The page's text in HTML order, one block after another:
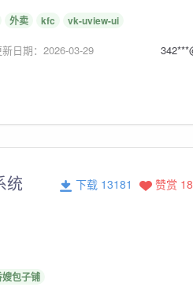
外卖 kfc vk-uview-ui
新日期：2026-03-29
统 赞赏
下载 13181
包子铺